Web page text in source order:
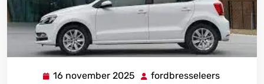
16 november 2025 16 fordbresseleers